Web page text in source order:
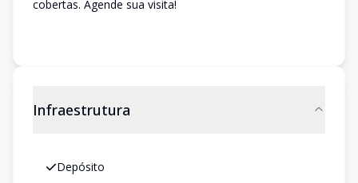
cobertas. Agende sua visita!
Infraestrutura
Depósito